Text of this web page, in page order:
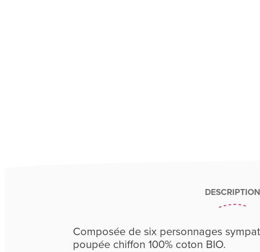
DESCRIPTION
Composée de six personnages
poupée chiffon 100% coton BIO.